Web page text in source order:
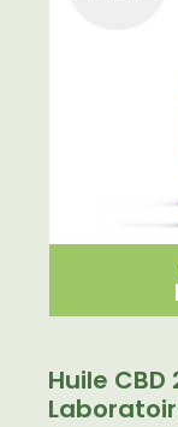
Huile